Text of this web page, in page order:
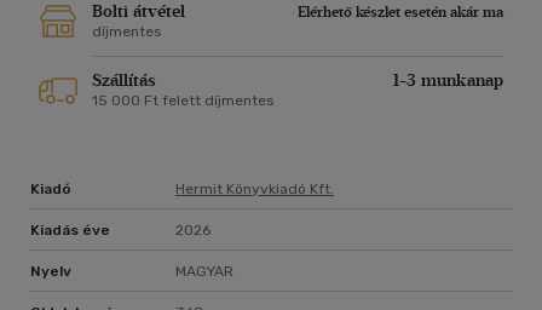
Bolti átvétel
Elérhető készlet esetén akár ma
díjmentes
Szállítás 1-3 munkanap
15 000 Ft felett díjmentes
Kiadó Hermit Könyvkiadó Kft.
Kiadás éve 2026
Nyelv MAGYAR